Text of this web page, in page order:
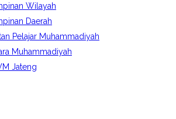
Wilayah
Daerah
Pelajar Muhammadiyah
Muhammadiyah
Jateng